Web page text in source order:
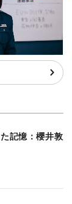
記憶：櫻井敦